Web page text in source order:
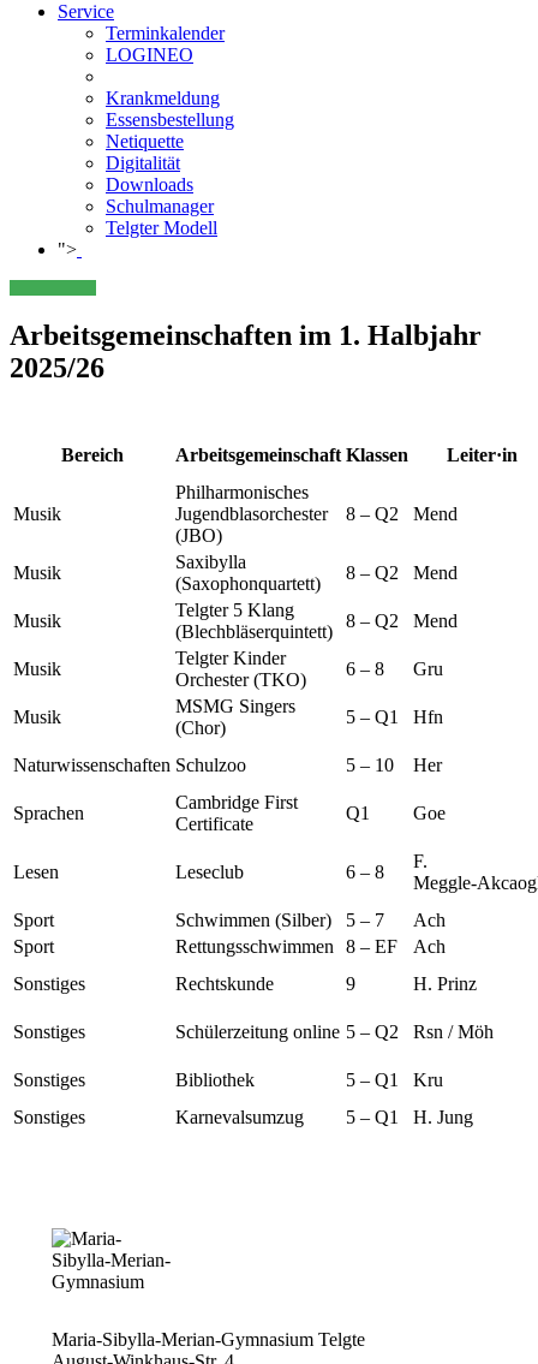
Service
Terminkalender
LOGINEO
Krankmeldung
Essensbestellung
Netiquette
Digitalität
Downloads
Schulmanager
Telgter Modell
">
Arbeitsgemeinschaften im 1. Halbjahr
2025/26
Bereich Arbeitsgemeinschaft Klassen Leiter·in
Musik
Philharmonisches
Jugendblasorchester
(JBO)
8 – Q2 Mend
Musik
Saxibylla
(Saxophonquartett)
8 – Q2 Mend
Musik
Telgter 5 Klang
(Blechbläserquintett)
8 – Q2 Mend
Musik
Telgter Kinder
Orchester (TKO)
6 – 8 Gru
Musik
MSMG Singers
(Chor)
5 – Q1 Hfn
Naturwissenschaften Schulzoo 5 – 10 Her
Sprachen
Cambridge First
Certificate
Q1 Goe
Lesen Leseclub 6 – 8
F.
Sport
Schwimmen (Silber) 5 – 7
Ach
Sport
Rettungsschwimmen 8 – EF
Ach
Sonstiges
Rechtskunde 9 H. Prinz
Sonstiges Schülerzeitung online 5 – Q2 Rsn / Möh
Sonstiges Bibliothek 5 – Q1
Kru
Sonstiges
Karnevalsumzug 5 – Q1 H. Jung
Maria-Sibylla-Merian-Gymnasium Telgte